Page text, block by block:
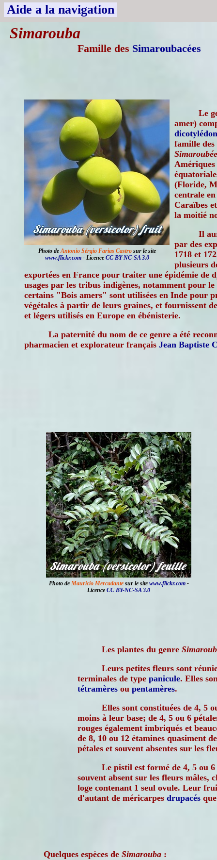
Aide a la navigation
Simarouba
Famille des Simaroubacées
Photo deAntonio Sérgio Farias Castrosur le site
www.flickr.com- Licence CC BY-NC-SA 3.0
Le
amer)
famille des
Amériques
(Floride,
centrale
Caraïbes
la moitié
Il
par des
1718 et
plusieurs
exportées en France pour traiter une épidémie de
usages par les tribus indigènes, notamment pour
certains "Bois amers" sont utilisées en Inde pour
végétales à partir de leurs graines, et fournissent
et légers utilisés en Europe en ébénisterie.
La paternité du nom de ce genre a été
pharmacien et explorateur français Jean Baptiste
Photo de Mauricio Mercadantesur le site www.flickr.com-
Licence CC BY-NC-SA 3.0
Les plantes du genre
Leurs petites fleurs sont
terminales de type panicule. Elles
tétramères ou pentamères.
Elles sont constituées de 4, 5
moins à leur base; de 4, 5 ou 6
rouges également imbriqués et
de 8, 10 ou 12 étamines quasiment
pétales et souvent absentes sur les
Le pistil est formé de 4, 5 ou 6
souvent absent sur les fleurs mâles,
loge contenant 1 seul ovule. Leur
d'autant de méricarpes drupacés
Quelques espèces de Simarouba :